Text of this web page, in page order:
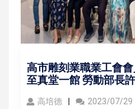
高市雕刻業職業工會
至真堂一館 勞動部長
高培德 2023/07/29